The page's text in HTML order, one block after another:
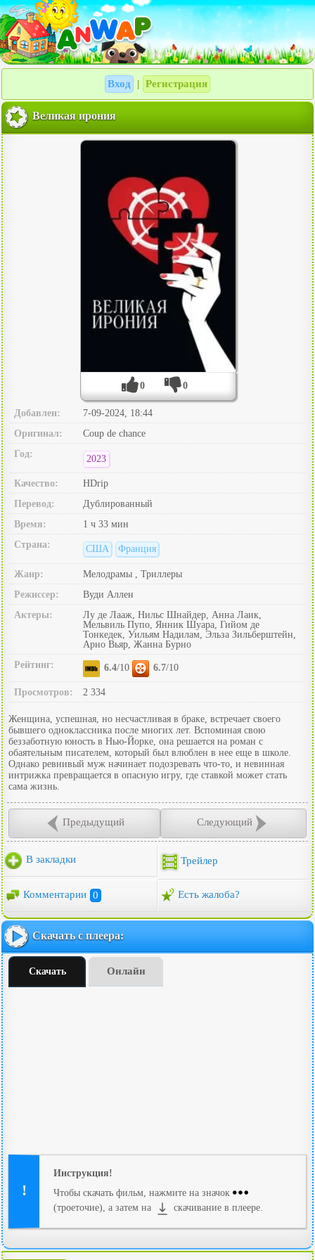
Вход Регистрация
Великая ирония
0 0
Добавлен:
7-09-2024, 18:44
Оригинал:
Coup de chance
Год:
2023
Качество:
HDrip
Перевод:
Дублированный
Время:
1 ч 33 мин
Страна:
США Франция
Жанр:
Мелодрамы , Триллеры
Режиссер:
Вуди Аллен
Актеры:
Лу де Лааж, Нильс Шнайдер, Анна Лаик,
Мельвиль Пупо, Янник Шуара, Гийом де
Тонкедек, Уильям Надилам, Эльза Зильберштейн,
Арно Вьяр, Жанна Бурно
Рейтинг:
6.4/10 6.7/10
Просмотров: 2 334
Женщина, успешная, но несчастливая в браке, встречает своего
бывшего одноклассника после многих лет. Вспоминая свою
беззаботную юность в Нью-Йорке, она решается на роман с
обаятельным писателем, который был влюблен в нее еще в школе.
Однако ревнивый муж начинает подозревать что-то, и невинная
интрижка превращается в опасную игру, где ставкой может стать
сама жизнь.
Предыдущий Следующий
В закладки Трейлер
Комментарии 0 Есть жалоба?
Скачать с плеера:
Скачать Онлайн
Инструкция!
Чтобы скачать фильм, нажмите на значок
(троеточие), а затем на
скачивание в плеере.